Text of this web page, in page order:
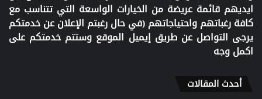
ايديهم قائمة عريضة من الخيارات الواسعة التي تتناسب مع
كافة رغباتهم واحتياجاتهم (في حال رغبتم الإعلان عن خدمتكم
يرجى التواصل عن طريق إيميل الموقع وستتم خدمتكم على
اكمل وجه
أحدث المقالات